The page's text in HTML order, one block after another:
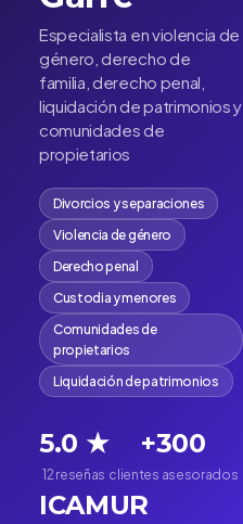
Especialista en violencia de
género, derecho de
familia, derecho penal,
liquidación de patrimonios y
comunidades de
propietarios
Divorcios y separaciones
Violencia de género
Derecho penal
Custodia y menores
Comunidades de
propietarios
Liquidación de patrimonios
5.0 ★
12 reseñas
+300
clientes asesorados
ICAMUR